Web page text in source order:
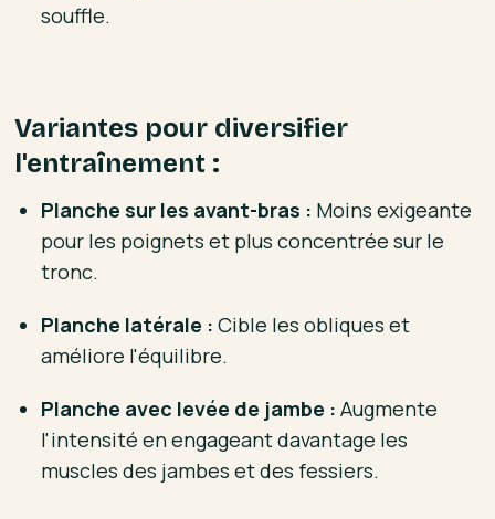
souffle.
Variantes pour diversifier
l'entraînement :
Planche sur les avant-bras : Moins exigeante
pour les poignets et plus concentrée sur le
tronc.
Planche latérale : Cible les obliques et
améliore l'équilibre.
Planche avec levée de jambe : Augmente
l'intensité en engageant davantage les
muscles des jambes et des fessiers.